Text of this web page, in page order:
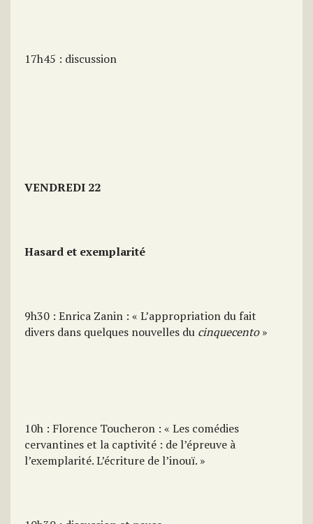
17h45 : discussion
VENDREDI 22
Hasard et exemplarité
9h30 : Enrica Zanin : « L’appropriation du fait
divers dans quelques nouvelles du cinquecento»
10h : Florence Toucheron : « Les comédies
cervantines et la captivité : de l’épreuve à
l’exemplarité. L’écriture de l’inouï. »